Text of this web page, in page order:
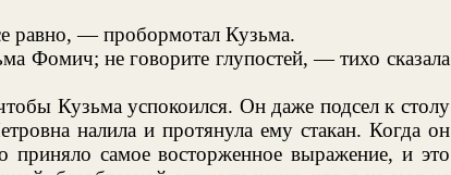
равно, — пробормотал Кузьма.
Фомич; не говорите глупостей, — тихо сказала
Кузьма успокоился. Он даже подсел к столу
налила и протянула ему стакан. Когда он
приняло самое восторженное выражение, и это